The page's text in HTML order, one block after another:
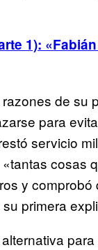
1):
de su
para
servicio
cosas
y
primera